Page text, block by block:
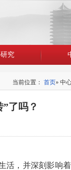
究
当前位置： 首页» 中
了吗？
，并深刻影响